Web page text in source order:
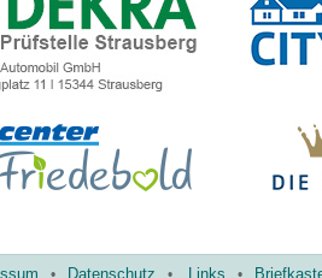
• Datenschutz • Links •